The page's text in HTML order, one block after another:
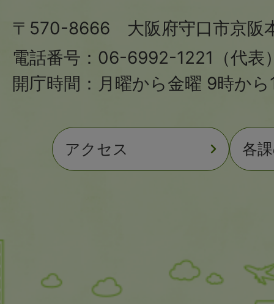
〒570-8666 大阪府守口市京阪
電話番号：06-6992-1221（代表
開庁時間：月曜から金曜 9時か
アクセス 各